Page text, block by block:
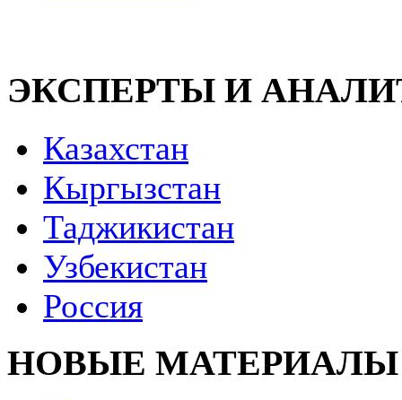
ЭКСПЕРТЫ И
Казахстан
Кыргызстан
Таджикистан
Узбекистан
Россия
НОВЫЕ МАТЕРИАЛЫ